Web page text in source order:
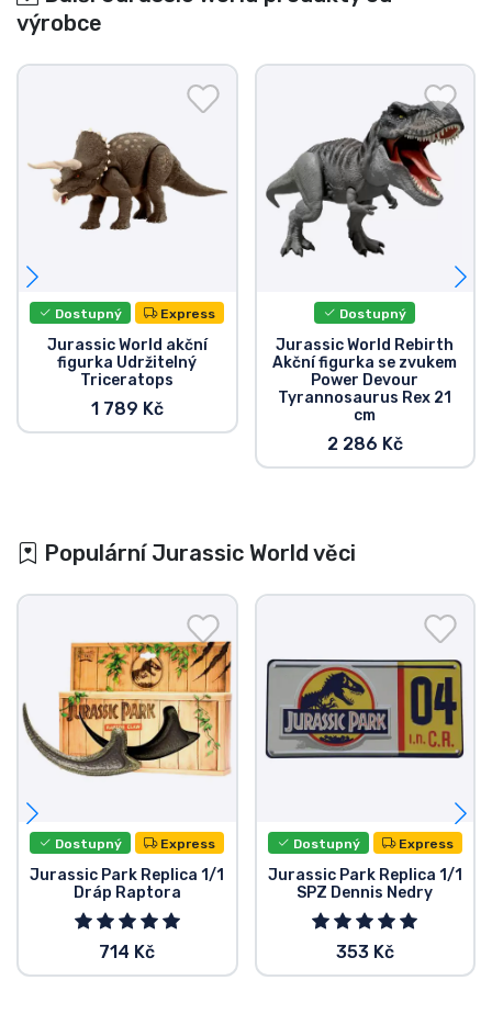
výrobce
Dostupný Express
Jurassic World akční
figurka Udržitelný
Triceratops
1 789 Kč
Dostupný
Jurassic World Rebirth
Akční figurka se zvukem
Power Devour
Tyrannosaurus Rex 21
cm
2 286 Kč
Populární Jurassic World věci
Dostupný Express
Jurassic Park Replica 1/1
Dráp Raptora
714 Kč
Dostupný Express
Jurassic Park Replica 1/1
SPZ Dennis Nedry
353 Kč